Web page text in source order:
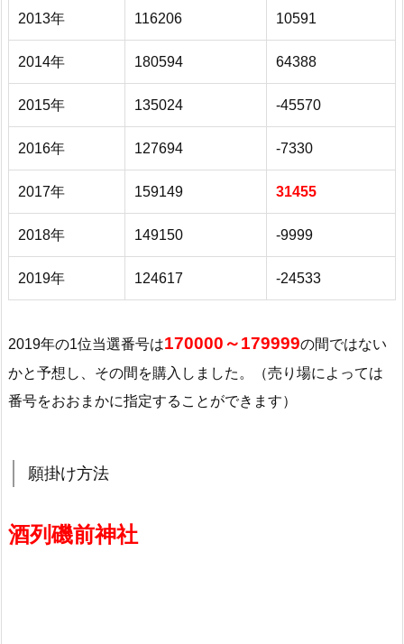
2013年 116206 10591
2014年 180594 64388
2015年 135024 -45570
2016年 127694 -7330
2017年 159149 31455
2018年 149150 -9999
2019年 124617 -24533
2019年の1位当選番号は170000～179999の間ではない
かと予想し、その間を購入しました。（売り場によっては
番号をおおまかに指定することができます）
願掛け方法
酒列磯前神社